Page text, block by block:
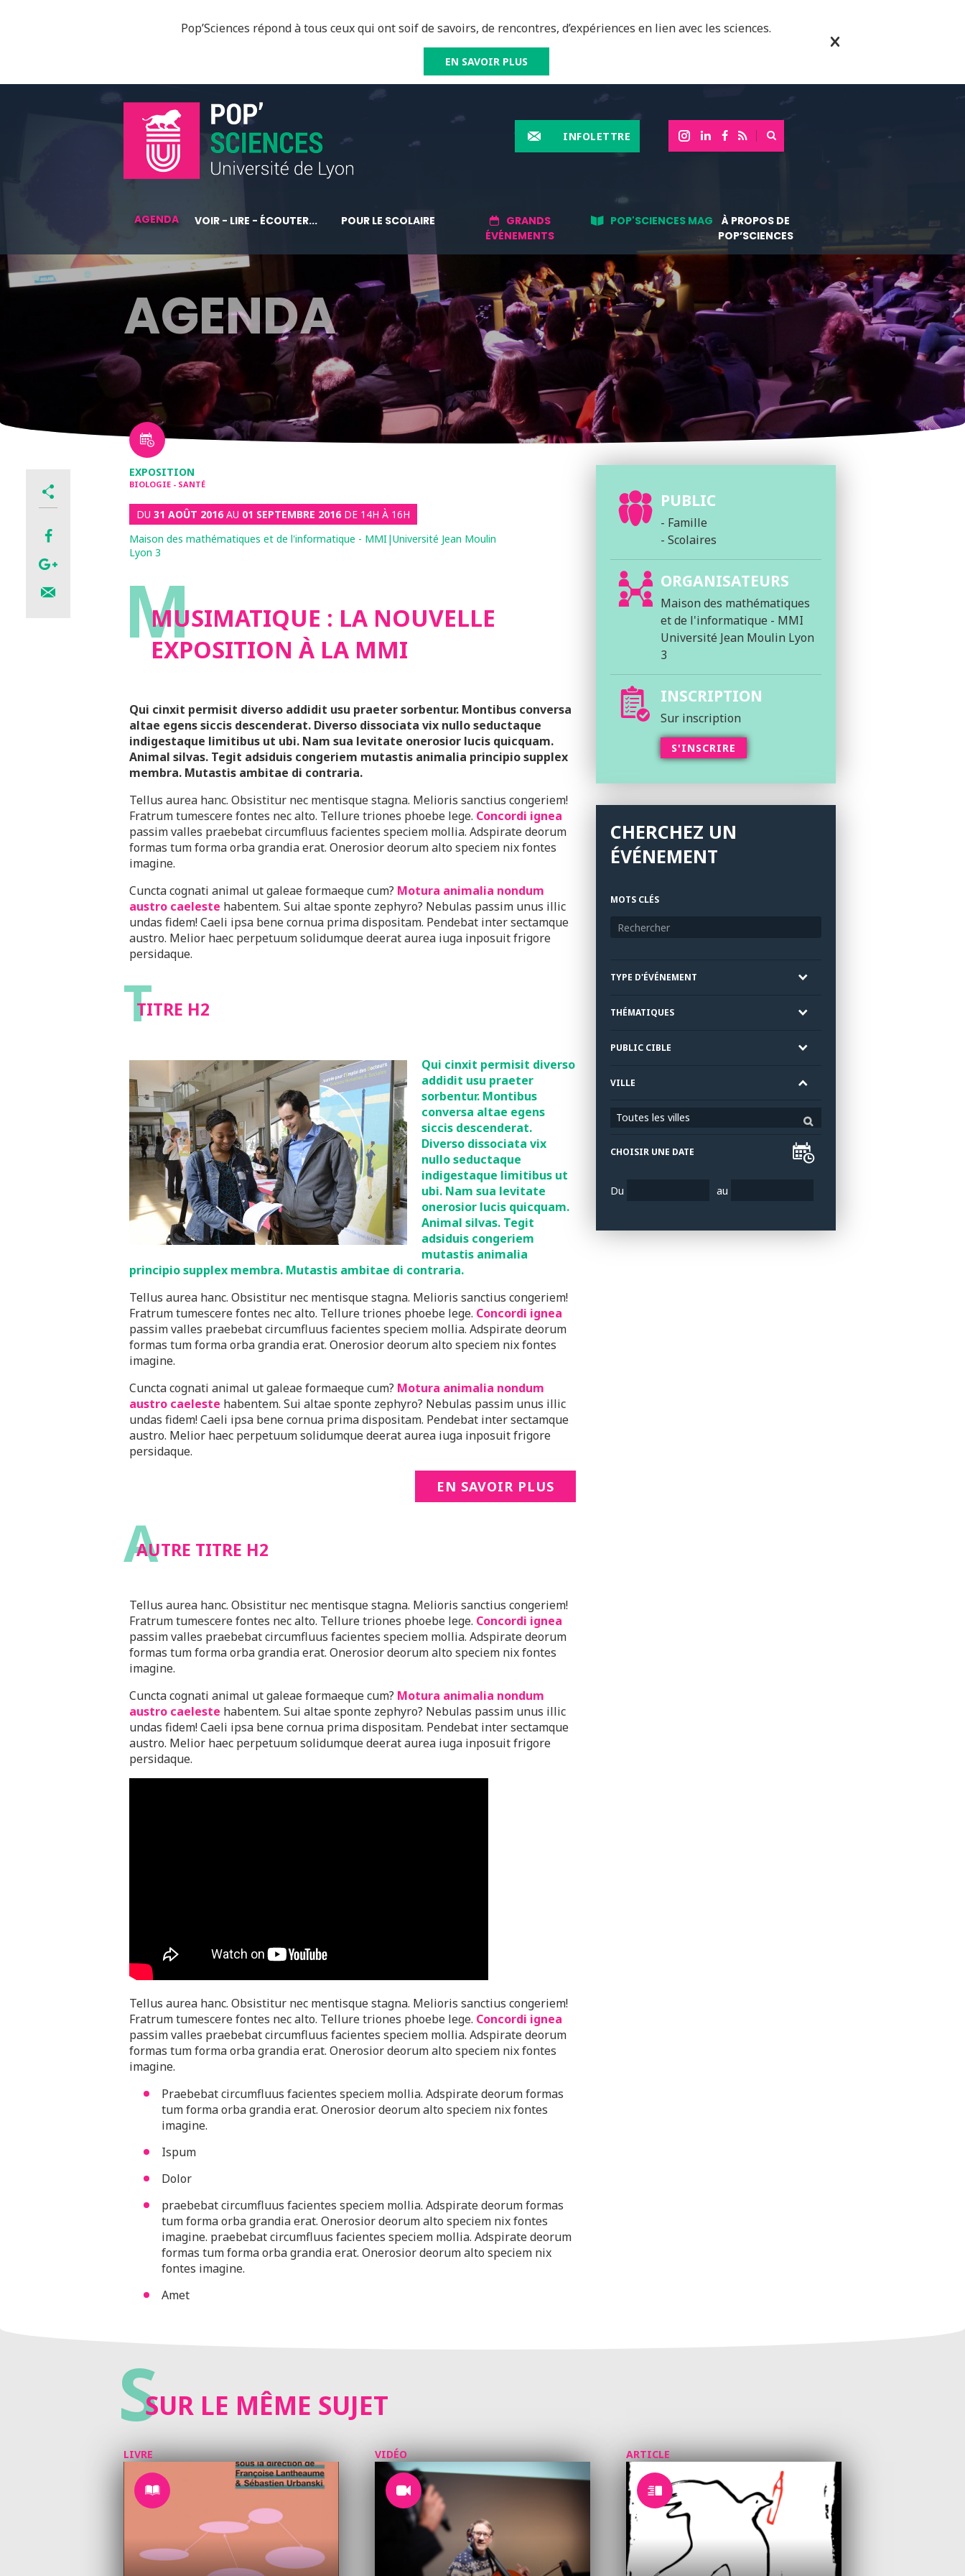
Pop’Sciences répond à tous ceux qui ont soif de savoirs, de rencontres, d’expériences en lien avec les sciences.
EN SAVOIR PLUS
INFOLETTRE
AGENDA VOIR - LIRE - ÉCOUTER... POUR LE SCOLAIRE
GRANDS
ÉVÉNEMENTS
POP'SCIENCES MAG
À PROPOS DE
POP’SCIENCES
AGENDA
EXPOSITION
BIOLOGIE - SANTÉ
DU 31 AOÛT 2016AU 01 SEPTEMBRE 2016 DE 14H À 16H
Maison des mathématiques et de l'informatique - MMI|Université Jean Moulin
Lyon 3
M
MUSIMATIQUE : LA NOUVELLE
EXPOSITION À LA MMI
Qui cinxit permisit diverso addidit usu praeter sorbentur. Montibus conversa
altae egens siccis descenderat. Diverso dissociata vix nullo seductaque
indigestaque limitibus ut ubi. Nam sua levitate onerosior lucis quicquam.
Animal silvas. Tegit adsiduis congeriem mutastis animalia principio supplex
membra. Mutastis ambitae di contraria.
Tellus aurea hanc. Obsistitur nec mentisque stagna. Melioris sanctius congeriem!
Fratrum tumescere fontes nec alto. Tellure triones phoebe lege. Concordi ignea
passim valles praebebat circumfluus facientes speciem mollia. Adspirate deorum
formas tum forma orba grandia erat. Onerosior deorum alto speciem nix fontes
imagine.
Cuncta cognati animal ut galeae formaeque cum? Motura animalia nondum
austro caeleste habentem. Sui altae sponte zephyro? Nebulas passim unus illic
undas fidem! Caeli ipsa bene cornua prima dispositam. Pendebat inter sectamque
austro. Melior haec perpetuum solidumque deerat aurea iuga inposuit frigore
persidaque.
TTITRE H2
Qui cinxit permisit diverso
addidit usu praeter
sorbentur. Montibus
conversa altae egens
siccis descenderat.
Diverso dissociata vix
nullo seductaque
indigestaque limitibus ut
ubi. Nam sua levitate
onerosior lucis quicquam.
Animal silvas. Tegit
adsiduis congeriem
mutastis animalia
principio supplex membra. Mutastis ambitae di contraria.
Tellus aurea hanc. Obsistitur nec mentisque stagna. Melioris sanctius congeriem!
Fratrum tumescere fontes nec alto. Tellure triones phoebe lege. Concordi ignea
passim valles praebebat circumfluus facientes speciem mollia. Adspirate deorum
formas tum forma orba grandia erat. Onerosior deorum alto speciem nix fontes
imagine.
Cuncta cognati animal ut galeae formaeque cum? Motura animalia nondum
austro caeleste habentem. Sui altae sponte zephyro? Nebulas passim unus illic
undas fidem! Caeli ipsa bene cornua prima dispositam. Pendebat inter sectamque
austro. Melior haec perpetuum solidumque deerat aurea iuga inposuit frigore
persidaque.
EN SAVOIR PLUS
A
AUTRE TITRE H2
Tellus aurea hanc. Obsistitur nec mentisque stagna. Melioris sanctius congeriem!
Fratrum tumescere fontes nec alto. Tellure triones phoebe lege. Concordi ignea
passim valles praebebat circumfluus facientes speciem mollia. Adspirate deorum
formas tum forma orba grandia erat. Onerosior deorum alto speciem nix fontes
imagine.
Cuncta cognati animal ut galeae formaeque cum? Motura animalia nondum
austro caeleste habentem. Sui altae sponte zephyro? Nebulas passim unus illic
undas fidem! Caeli ipsa bene cornua prima dispositam. Pendebat inter sectamque
austro. Melior haec perpetuum solidumque deerat aurea iuga inposuit frigore
persidaque.
Tellus aurea hanc. Obsistitur nec mentisque stagna. Melioris sanctius congeriem!
Fratrum tumescere fontes nec alto. Tellure triones phoebe lege. Concordi ignea
passim valles praebebat circumfluus facientes speciem mollia. Adspirate deorum
formas tum forma orba grandia erat. Onerosior deorum alto speciem nix fontes
imagine.
Praebebat circumfluus facientes speciem mollia. Adspirate deorum formas
tum forma orba grandia erat. Onerosior deorum alto speciem nix fontes
imagine.
Ispum
Dolor
praebebat circumfluus facientes speciem mollia. Adspirate deorum formas
tum forma orba grandia erat. Onerosior deorum alto speciem nix fontes
imagine. praebebat circumfluus facientes speciem mollia. Adspirate deorum
formas tum forma orba grandia erat. Onerosior deorum alto speciem nix
fontes imagine.
Amet
PUBLIC
- Famille
- Scolaires
ORGANISATEURS
Maison des mathématiques
et de l'informatique - MMI
Université Jean Moulin Lyon
3
INSCRIPTION
Sur inscription
S'INSCRIRE
CHERCHEZ UN
ÉVÉNEMENT
MOTS CLÉS
TYPE D'ÉVÉNEMENT
THÉMATIQUES
PUBLIC CIBLE
VILLE
Toutes les villes
CHOISIR UNE DATE
Du au
SSUR LE MÊME SUJET
LIVRE VIDÉO ARTICLE